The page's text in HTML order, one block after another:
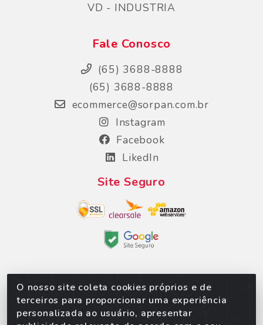
O nosso site coleta cookies próprios e de
terceiros para proporcionar uma experiência
personalizada ao usuário, apresentar
VD - INDUSTRIA
Fale Conosco
(65) 3688-8888
(65) 3688-8888
ecommerce@sorpan.com.br
Instagram
Facebook
LikedIn
Site Seguro
Sorpan - Rodovia dos Imigrantes, Lote 06, São
Matheus, Várzea Grande/MT – CEP 78152-135 -
CNPJ 02.623.537/0010-24